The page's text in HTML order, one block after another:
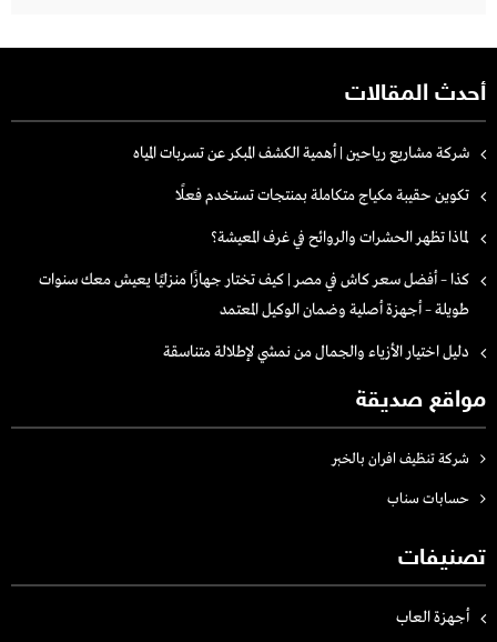
أحدث المقالات
شركة مشاريع رياحين | أهمية الكشف المبكر عن تسربات المياه
تكوين حقيبة مكياج متكاملة بمنتجات تستخدم فعلًا
لماذا تظهر الحشرات والروائح في غرف المعيشة؟
كذا – أفضل سعر كاش في مصر | كيف تختار جهازًا منزليًا يعيش معك سنوات
طويلة – أجهزة أصلية وضمان الوكيل المعتمد
دليل اختيار الأزياء والجمال من نمشي لإطلالة متناسقة
مواقع صديقة
شركة تنظيف افران بالخبر
حسابات سناب
تصنيفات
أجهزة العاب